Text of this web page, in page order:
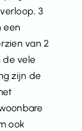
3
een
van 2
de vele
zijn de
ook